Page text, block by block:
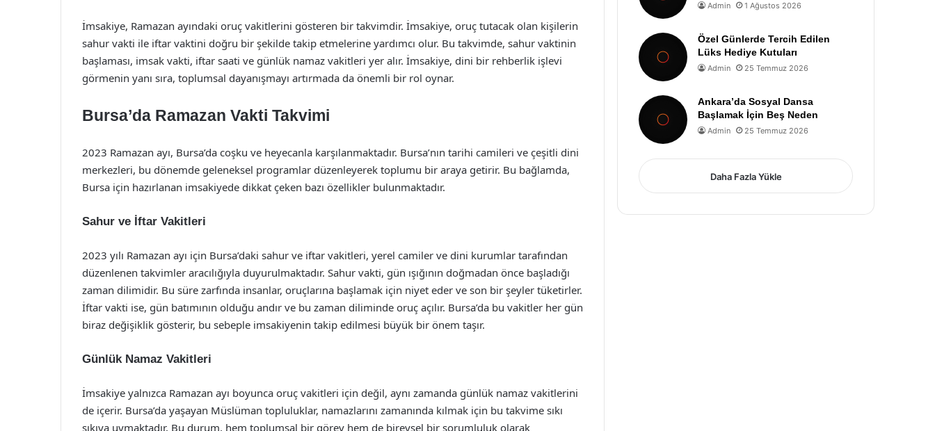
İmsakiye, Ramazan ayındaki oruç vakitlerini gösteren bir takvimdir. İmsakiye, oruç tutacak olan kişilerin
sahur vakti ile iftar vaktini doğru bir şekilde takip etmelerine yardımcı olur. Bu takvimde, sahur vaktinin
başlaması, imsak vakti, iftar saati ve günlük namaz vakitleri yer alır. İmsakiye, dini bir rehberlik işlevi
görmenin yanı sıra, toplumsal dayanışmayı artırmada da önemli bir rol oynar.
Bursa’da Ramazan Vakti Takvimi
2023 Ramazan ayı, Bursa’da coşku ve heyecanla karşılanmaktadır. Bursa’nın tarihi camileri ve çeşitli dini
merkezleri, bu dönemde geleneksel programlar düzenleyerek toplumu bir araya getirir. Bu bağlamda,
Bursa için hazırlanan imsakiyede dikkat çeken bazı özellikler bulunmaktadır.
Sahur ve İftar Vakitleri
2023 yılı Ramazan ayı için Bursa’daki sahur ve iftar vakitleri, yerel camiler ve dini kurumlar tarafından
düzenlenen takvimler aracılığıyla duyurulmaktadır. Sahur vakti, gün ışığının doğmadan önce başladığı
zaman dilimidir. Bu süre zarfında insanlar, oruçlarına başlamak için niyet eder ve son bir şeyler tüketirler.
İftar vakti ise, gün batımının olduğu andır ve bu zaman diliminde oruç açılır. Bursa’da bu vakitler her gün
biraz değişiklik gösterir, bu sebeple imsakiyenin takip edilmesi büyük bir önem taşır.
Günlük Namaz Vakitleri
İmsakiye yalnızca Ramazan ayı boyunca oruç vakitleri için değil, aynı zamanda günlük namaz vakitlerini
de içerir. Bursa’da yaşayan Müslüman topluluklar, namazlarını zamanında kılmak için bu takvime sıkı
sıkıya uymaktadır. Bu durum, hem toplumsal bir görev hem de bireysel bir sorumluluk olarak
Admin 1 Ağustos 2026
Özel Günlerde Tercih Edilen
Lüks Hediye Kutuları
Admin 25 Temmuz 2026
Ankara’da Sosyal Dansa
Başlamak İçin Beş Neden
Admin 25 Temmuz 2026
Daha Fazla Yükle